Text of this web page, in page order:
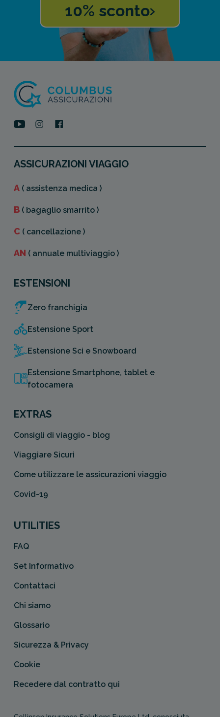
10% sconto
ASSICURAZIONI VIAGGIO
A ( assistenza medica )
B ( bagaglio smarrito )
C ( cancellazione )
AN ( annuale multiviaggio )
ESTENSIONI
Zero franchigia
Estensione Sport
Estensione Sci e Snowboard
Estensione Smartphone, tablet e
fotocamera
EXTRAS
Consigli di viaggio - blog
Viaggiare Sicuri
Come utilizzare le assicurazioni viaggio
Covid-19
UTILITIES
FAQ
Set Informativo
Contattaci
Chi siamo
Glossario
Sicurezza & Privacy
Cookie
Recedere dal contratto qui